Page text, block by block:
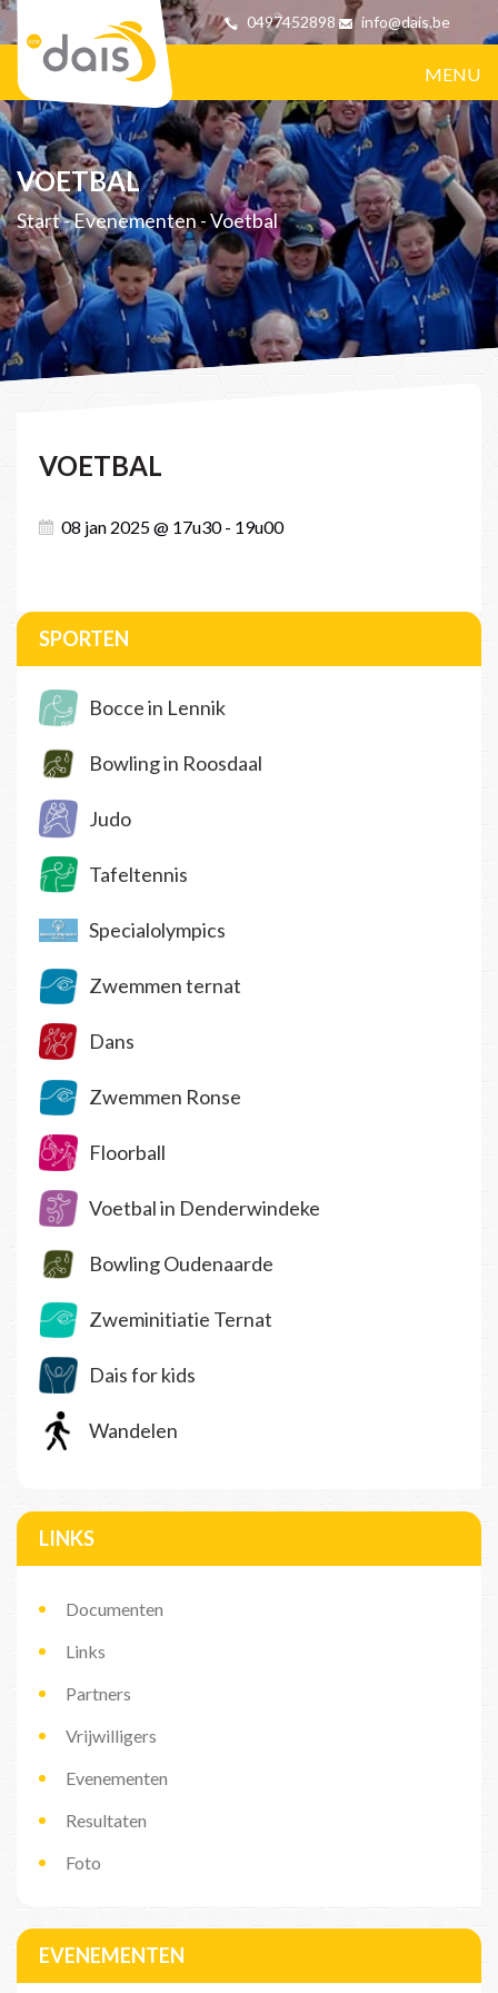
0497452898 info@dais.be
MENU
VOETBAL
Start-Evenementen-Voetbal
VOETBAL
08 jan 2025 @ 17u30 - 19u00
SPORTEN
Bocce in Lennik
Bowling in Roosdaal
Judo
Tafeltennis
Specialolympics
Zwemmen ternat
Dans
Zwemmen Ronse
Floorball
Voetbal in Denderwindeke
Bowling Oudenaarde
Zweminitiatie Ternat
Dais for kids
Wandelen
LINKS
Documenten
Links
Partners
Vrijwilligers
Evenementen
Resultaten
Foto
EVENEMENTEN